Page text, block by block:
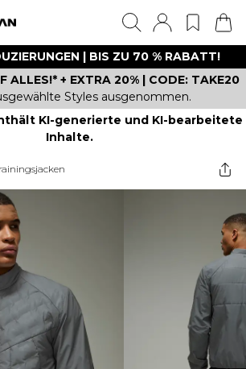
| BIS ZU 70 % RABATT!
ALLES!* + EXTRA 20% | CODE: TAKE20
Styles ausgenommen.
KI-generierte und KI-bearbeitete
Inhalte.